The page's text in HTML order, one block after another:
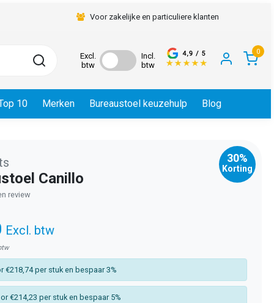
Voor zakelijke en particuliere klanten
Excl.
btw
Incl.
btw
0
10 Merken Bureaustoel keuzehulp Blog
30%
Korting
Canillo
review
Excl. btw
€218,74 per stuk en bespaar 3%
€214,23 per stuk en bespaar 5%